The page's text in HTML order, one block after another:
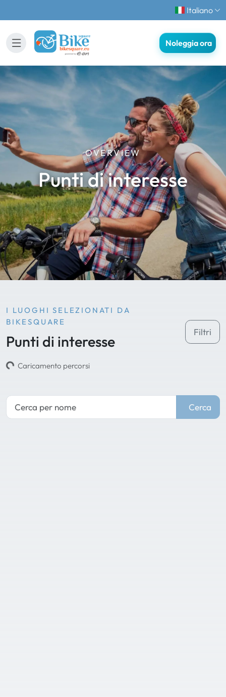
Italiano
Noleggia ora
OVERVIEW
Punti di interesse
I LUOGHI SELEZIONATI DA
BIKESQUARE
Punti di interesse
Filtri
Caricamento percorsi
Cerca